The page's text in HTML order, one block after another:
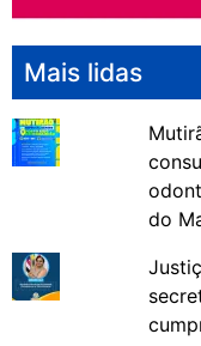
Mais lidas
do